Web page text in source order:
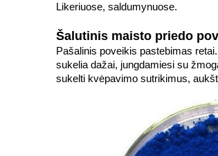
Likeriuose, saldumynuose.
Šalutinis maisto priedo
Pašalinis poveikis pastebimas
sukelia dažai, jungdamiesi su
sukelti kvėpavimo sutrikimus,